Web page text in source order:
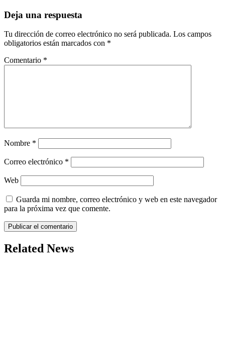
Deja una respuesta
Tu dirección de correo electrónico no será publicada. Los campos
obligatorios están marcados con *
Comentario *
Nombre *
Correo electrónico *
Web
Guarda mi nombre, correo electrónico y web en este navegador
para la próxima vez que comente.
Related News